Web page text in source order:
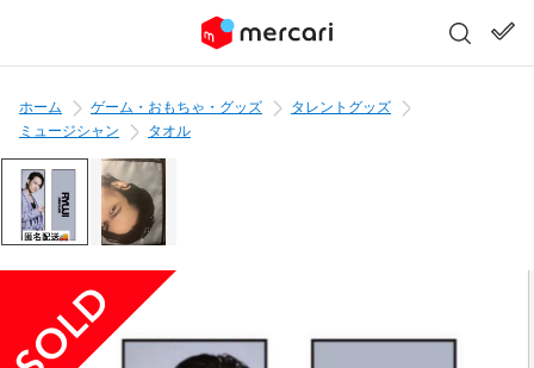
ホーム ゲーム・おもちゃ・グッズ
タレントグッズ
ミュージシャン
タオル